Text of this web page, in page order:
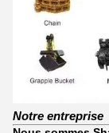
Notre entreprise